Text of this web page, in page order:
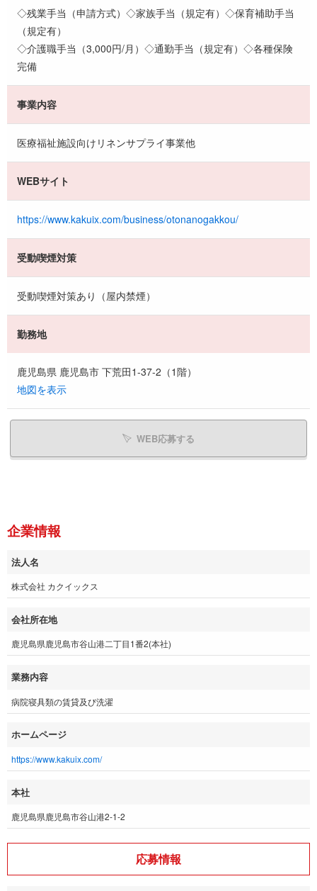
◇残業手当（申請方式）◇家族手当（規定有）◇保育補助手当
（規定有）
◇介護職手当（3,000円/月）◇通勤手当（規定有）◇各種保険
完備
事業内容
医療福祉施設向けリネンサプライ事業他
WEBサイト
https://www.kakuix.com/business/otonanogakkou/
受動喫煙対策
受動喫煙対策あり（屋内禁煙）
勤務地
鹿児島県 鹿児島市 下荒田1-37-2（1階）
地図を表示
WEB応募する
企業情報
法人名
株式会社 カクイックス
会社所在地
鹿児島県鹿児島市谷山港二丁目1番2(本社)
業務内容
病院寝具類の賃貸及び洗濯
ホームページ
https://www.kakuix.com/
本社
鹿児島県鹿児島市谷山港2-1-2
応募情報